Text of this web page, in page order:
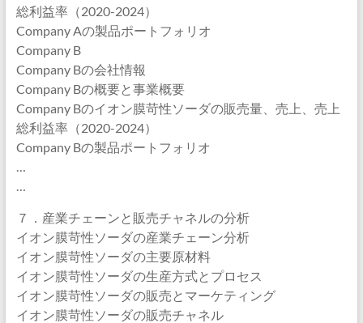
総利益率（2020-2024）
Company Aの製品ポートフォリオ
Company B
Company Bの会社情報
Company Bの概要と事業概要
Company Bのイオン膜苛性ソーダの販売量、売上、売上
総利益率（2020-2024）
Company Bの製品ポートフォリオ
…
…
７．産業チェーンと販売チャネルの分析
イオン膜苛性ソーダの産業チェーン分析
イオン膜苛性ソーダの主要原材料
イオン膜苛性ソーダの生産方式とプロセス
イオン膜苛性ソーダの販売とマーケティング
イオン膜苛性ソーダの販売チャネル